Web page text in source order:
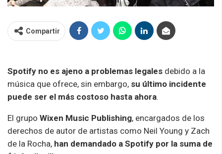
Compartir
Spotify no es ajeno a problemas legales debido a la
música que ofrece, sin embargo, su último incidente
puede ser el más costoso hasta ahora.
El grupo Wixen Music Publishing, encargados de los
derechos de autor de artistas como Neil Young y Zach
de la Rocha, han demandado a Spotify por la suma de